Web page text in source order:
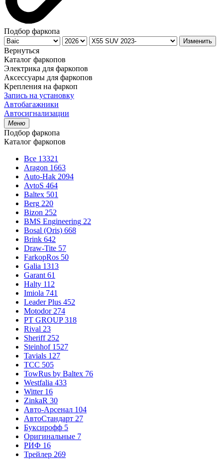
Подбор фаркопа
Изменить
Вернуться
Каталог фаркопов
Электрика для фаркопов
Аксессуары для фаркопов
Крепления на фаркоп
Запись на установку
Автобагажники
Автосигнализации
Меню
Подбор фаркопа
Каталог фаркопов
Все 13321
Aragon 1663
Auto-Hak 2094
AvtoS 464
Baltex 501
Berg 220
Bizon 252
BMS Engineering 22
Bosal (Oris) 668
Brink 642
Draw-Tite 57
FarkopRos 50
Galia 1313
Garant 61
Halty 112
Imiola 741
Leader Plus 452
Motodor 274
PT GROUP 318
Rival 23
Sheriff 252
Steinhof 1527
Tavials 127
TCC 505
TowRus by Baltex 76
Westfalia 433
Witter 16
ZinkaR 30
Авто-Арсенал 104
АвтоСтандарт 27
Буксирофф 5
Оригинальные 7
РИФ 16
Трейлер 269